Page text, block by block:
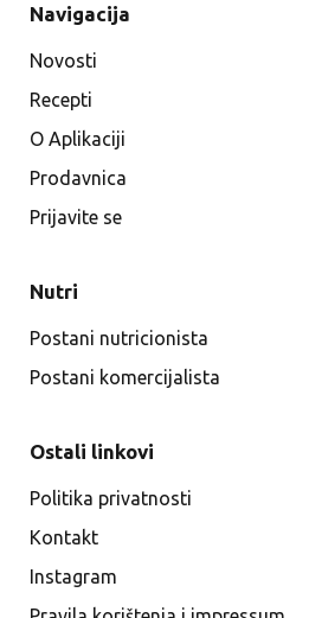
Navigacija
Novosti
Recepti
O Aplikaciji
Prodavnica
Prijavite se
Nutri
Postani nutricionista
Postani komercijalista
Ostali linkovi
Politika privatnosti
Kontakt
Instagram